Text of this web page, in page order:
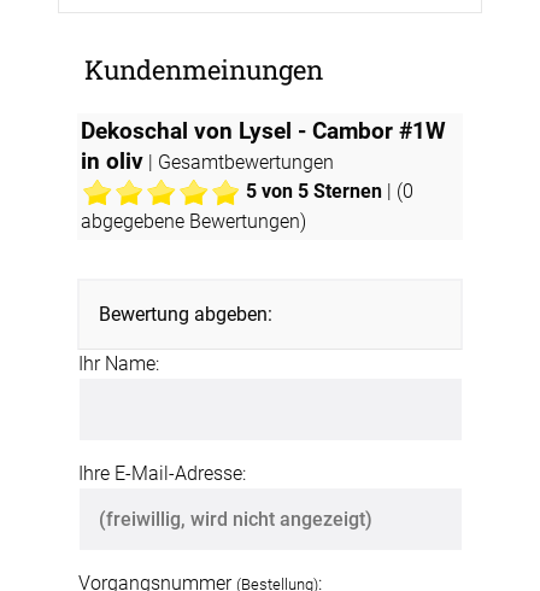
Kundenmeinungen
Dekoschal von Lysel - Cambor #1W
in oliv | Gesamtbewertungen
5 von 5 Sternen | (0
abgegebene Bewertungen)
Bewertung abgeben:
Ihr Name:
Ihre E-Mail-Adresse:
Vorgangsnummer (Bestellung):